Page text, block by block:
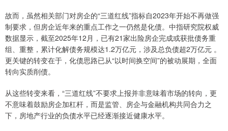
故而，虽然相关部门对房企的“三道红线”指标自2023年开始不再做强
制要求，但房企近年来的重点工作之一仍然是化债。中指研究院权威
数据显示，截至2025年12月，已有21家出险房企完成或获批债务重
组、重整，累计化解债务规模达1.2万亿元，涉及总负债超2万亿元 。
更关键的转变在于，化债思路已从“以时间换空间”的被动展期，全面
转向实质削债。
从这些转变来看，“三道红线”不要求上报并非意味着市场的转向，更
不意味着鼓励房企加杠杆，而是监管、房企与金融机构共同合力之
下，房地产行业的负债水平已经逐渐接近健康水平。